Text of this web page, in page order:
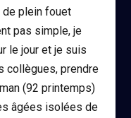
plein fouet
pas simple, je
le jour et je suis
collègues, prendre
(92 printemps)
âgées isolées de